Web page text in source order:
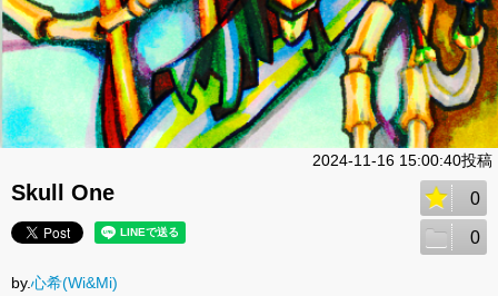
2024-11-16 15:00:40投稿
Skull One 0
0
by.心希(Wi&Mi)